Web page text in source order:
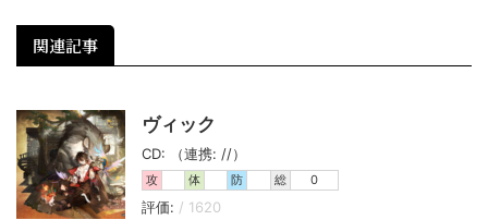
関連記事
ヴィック
CD: （連携: //）
攻 体 防 総 0
評価: / 1620